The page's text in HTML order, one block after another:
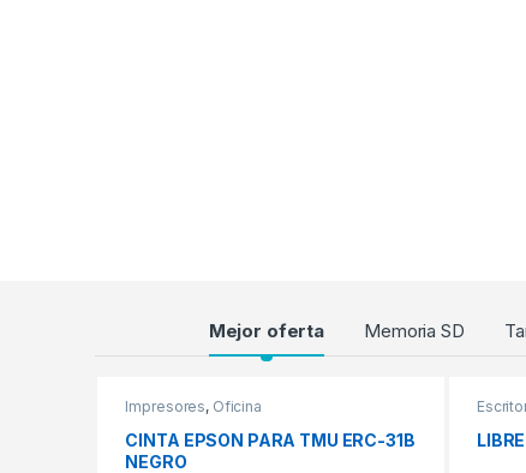
Mejor oferta Memoria SD
Impresores, Oficina
CINTA EPSON PARA TMU ERC-31B
NEGRO